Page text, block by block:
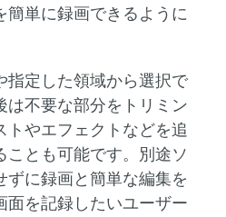
簡単に録画できるように
指定した領域から選択で
は不要な部分をトリミン
トやエフェクトなどを追
ことも可能です。別途ソ
ずに録画と簡単な編集を
面を記録したいユーザー